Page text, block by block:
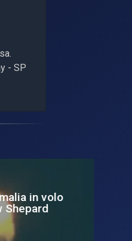
- SP
in volo
Shepard